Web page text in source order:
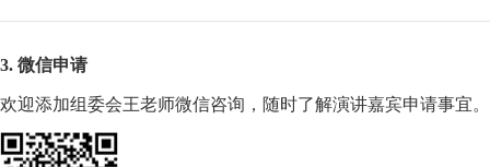
3. 微信申请
欢迎添加组委会王老师微信咨询，随时了解演讲嘉宾申请事宜。